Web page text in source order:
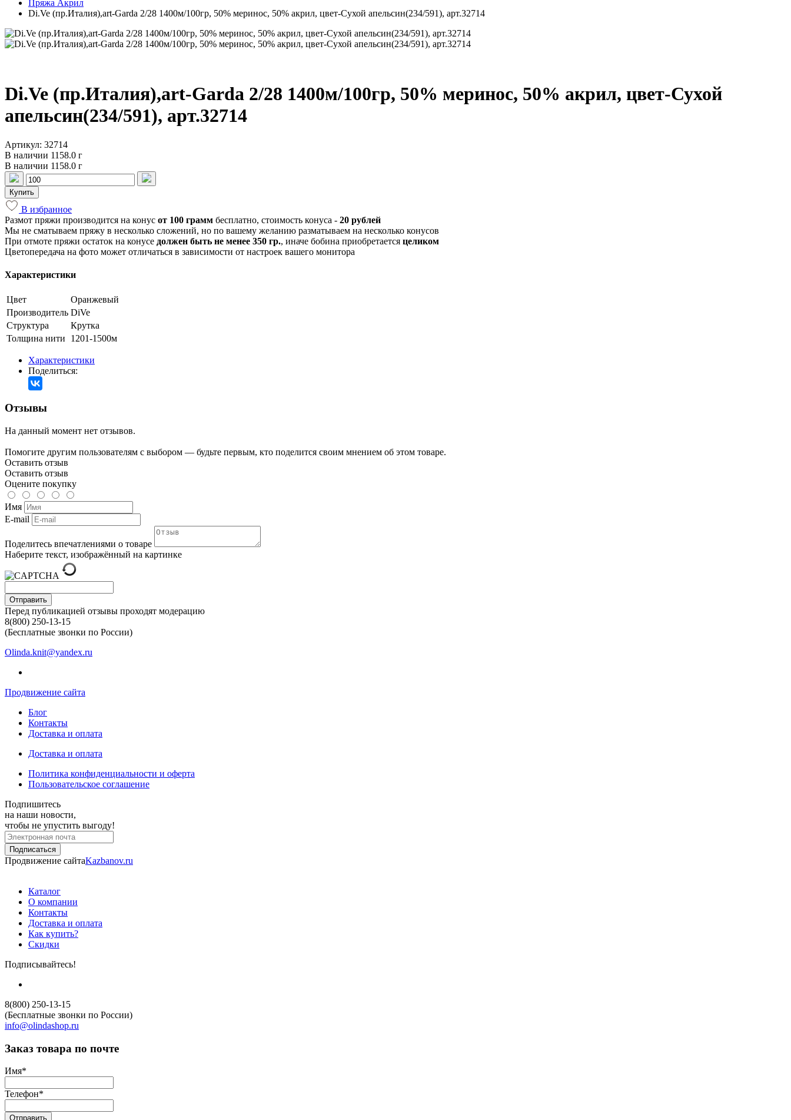
Пряжа Акрил
Di.Ve (пр.Италия),art-Garda 2/28 1400м/100гр, 50% меринос, 50% акрил, цвет-Сухой апельсин(234/591), арт.32714
Di.Ve (пр.Италия),art-Garda 2/28 1400м/100гр, 50% меринос, 50% акрил, цвет-Сухой
апельсин(234/591), арт.32714
Артикул: 32714
В наличии 1158.0 г
В наличии 1158.0 г
Купить
В избранное
Размот пряжи производится на конус от 100 грамм бесплатно, стоимость конуса - 20 рублей
Мы не сматываем пряжу в несколько сложений, но по вашему желанию разматываем на несколько конусов
При отмоте пряжи остаток на конусе должен быть не менее 350 гр., иначе бобина приобретается целиком
Цветопередача на фото может отличаться в зависимости от настроек вашего монитора
Характеристики
Цвет
Оранжевый
Производитель DiVe
Структура
Крутка
Толщина нити
1201-1500м
Характеристики
Поделиться:
Отзывы
На данный момент нет отзывов.
Помогите другим пользователям с выбором — будьте первым, кто поделится своим мнением об этом товаре.
Оставить отзыв
Оставить отзыв
Оцените покупку
Имя
E-mail
Поделитесь впечатлениями о товаре
Наберите текст, изображённый на картинке
Отправить
Перед публикацией отзывы проходят модерацию
8(800) 250-13-15
(Бесплатные звонки по России)
Olinda.knit@yandex.ru
Продвижение сайта
Блог
Контакты
Доставка и оплата
Доставка и оплата
Политика конфиденциальности и оферта
Пользовательское соглашение
Подпишитесь
на наши новости,
чтобы не упустить выгоду!
Продвижение сайтаKazbanov.ru
Каталог
О компании
Контакты
Доставка и оплата
Как купить?
Скидки
Подписывайтесь!
8(800) 250-13-15
(Бесплатные звонки по России)
info@olindashop.ru
Заказ товара по почте
Имя*
Телефон*
Отправить